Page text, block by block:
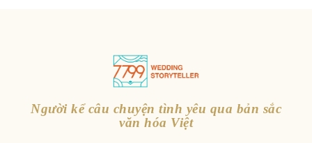
Người kể câu chuyện tình yêu qua bản sắc
văn hóa Việt